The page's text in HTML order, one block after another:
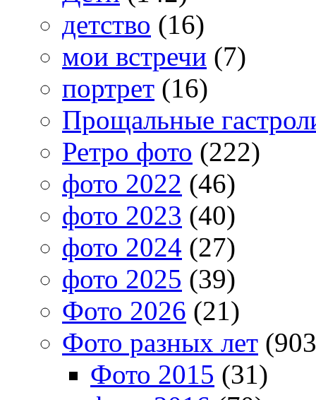
детство (16)
мои встречи (7)
портрет (16)
Прощальные
Ретро фото (222)
фото 2022 (46)
фото 2023 (40)
фото 2024 (27)
фото 2025 (39)
Фото 2026 (21)
Фото разных лет
Фото 2015 (31)